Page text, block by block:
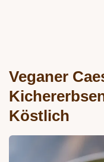
Veganer
Köstlich